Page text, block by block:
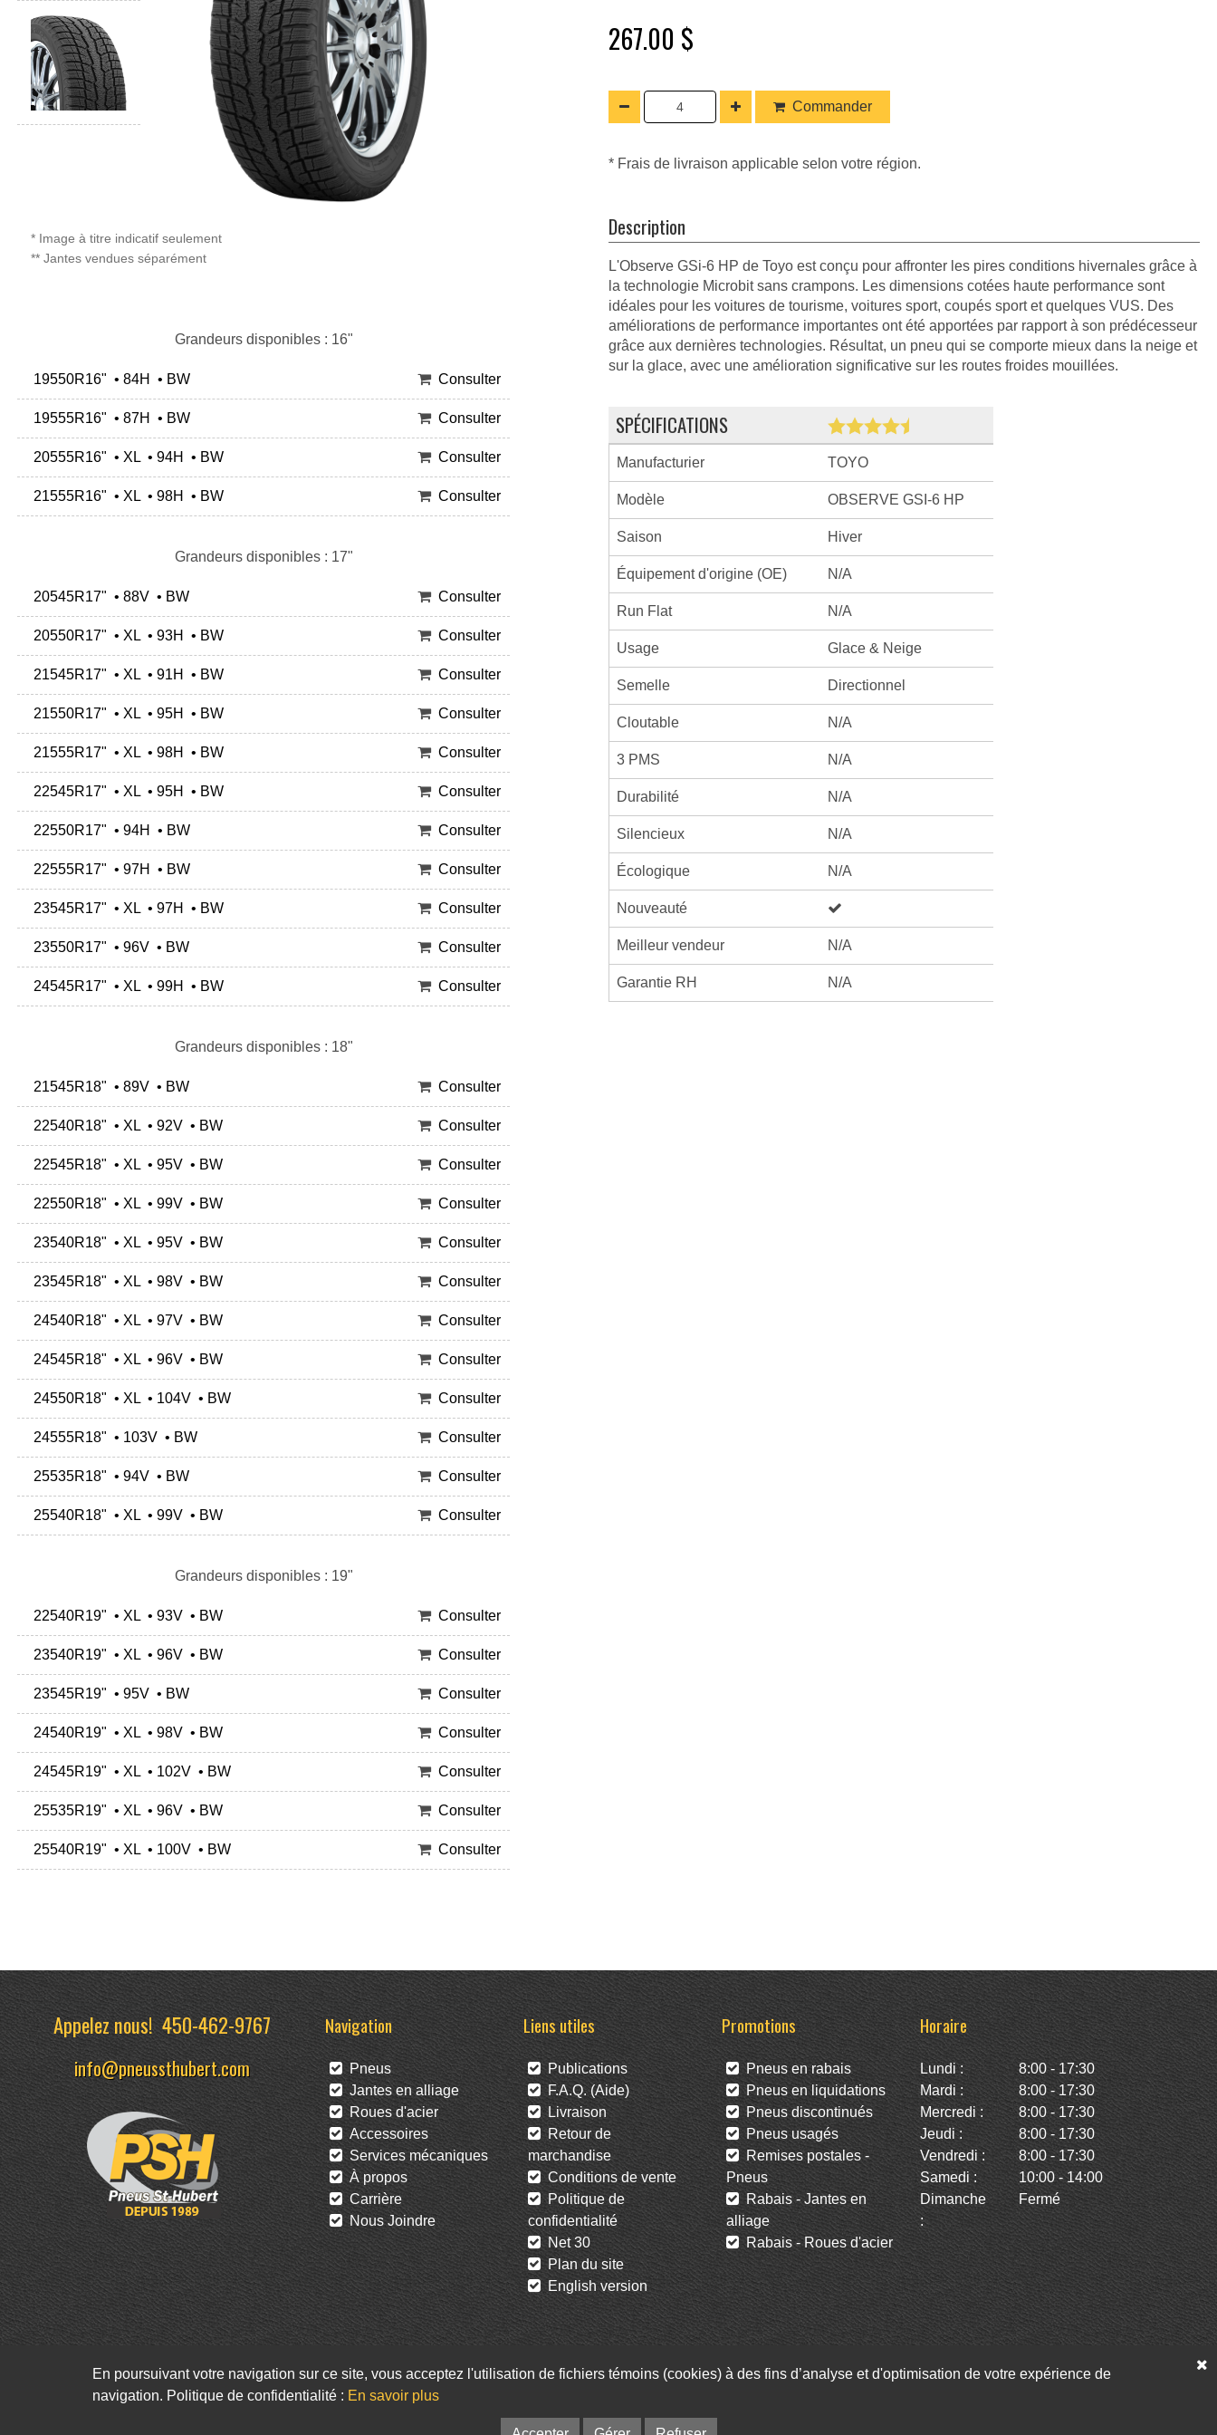
* Image à titre indicatif seulement
** Jantes vendues séparément
Grandeurs disponibles : 16"
19550R16" • 84H • BW Consulter
19555R16" • 87H • BW Consulter
20555R16" • XL • 94H • BW Consulter
21555R16" • XL • 98H • BW Consulter
Grandeurs disponibles : 17"
20545R17" • 88V • BW Consulter
20550R17" • XL • 93H • BW Consulter
21545R17" • XL • 91H • BW Consulter
21550R17" • XL • 95H • BW Consulter
21555R17" • XL • 98H • BW Consulter
22545R17" • XL • 95H • BW Consulter
22550R17" • 94H • BW Consulter
22555R17" • 97H • BW Consulter
23545R17" • XL • 97H • BW Consulter
23550R17" • 96V • BW Consulter
24545R17" • XL • 99H • BW Consulter
Grandeurs disponibles : 18"
21545R18" • 89V • BW Consulter
22540R18" • XL • 92V • BW Consulter
22545R18" • XL • 95V • BW Consulter
22550R18" • XL • 99V • BW Consulter
23540R18" • XL • 95V • BW Consulter
23545R18" • XL • 98V • BW Consulter
24540R18" • XL • 97V • BW Consulter
24545R18" • XL • 96V • BW Consulter
24550R18" • XL • 104V • BW Consulter
24555R18" • 103V • BW Consulter
25535R18" • 94V • BW Consulter
25540R18" • XL • 99V • BW Consulter
Grandeurs disponibles : 19"
22540R19" • XL • 93V • BW Consulter
23540R19" • XL • 96V • BW Consulter
23545R19" • 95V • BW Consulter
24540R19" • XL • 98V • BW Consulter
24545R19" • XL • 102V • BW Consulter
25535R19" • XL • 96V • BW Consulter
25540R19" • XL • 100V • BW Consulter
267.00 $
Commander
* Frais de livraison applicable selon votre région.
Description
L'Observe GSi-6 HP de Toyo est conçu pour affronter les pires conditions hivernales grâce à
la technologie Microbit sans crampons. Les dimensions cotées haute performance sont
idéales pour les voitures de tourisme, voitures sport, coupés sport et quelques VUS. Des
améliorations de performance importantes ont été apportées par rapport à son prédécesseur
grâce aux dernières technologies. Résultat, un pneu qui se comporte mieux dans la neige et
sur la glace, avec une amélioration significative sur les routes froides mouillées.
SPÉCIFICATIONS
Manufacturier TOYO
Modèle OBSERVE GSI-6 HP
Saison Hiver
Équipement d'origine (OE) N/A
Run Flat N/A
Usage Glace & Neige
Semelle Directionnel
Cloutable N/A
3 PMS N/A
Durabilité N/A
Silencieux N/A
Écologique N/A
Nouveauté
Meilleur vendeur N/A
Garantie RH N/A
Appelez nous!450-462-9767
info@pneussthubert.com
Navigation
Pneus
Jantes en alliage
Roues d'acier
Accessoires
Services mécaniques
À propos
Carrière
Nous Joindre
Liens utiles
Publications
F.A.Q. (Aide)
Livraison
Retour de
marchandise
Conditions de vente
Politique de
confidentialité
Net 30
Plan du site
English version
Promotions
Pneus en rabais
Pneus en liquidations
Pneus discontinués
Pneus usagés
Remises postales -
Pneus
Rabais - Jantes en
alliage
Rabais - Roues d'acier
Horaire
Lundi :
8:00 - 17:30
Mardi :
8:00 - 17:30
Mercredi :
8:00 - 17:30
Jeudi :
8:00 - 17:30
Vendredi :
8:00 - 17:30
Samedi :
10:00 - 14:00
Dimanche
:
Fermé
Facebook Twitter Infolettre
© Pneus St-Hubert • Web : Option PME
En poursuivant votre navigation sur ce site, vous acceptez l'utilisation de fichiers témoins (cookies) à des fins d’analyse et d'optimisation de votre expérience de
navigation. Politique de confidentialité : En savoir plus